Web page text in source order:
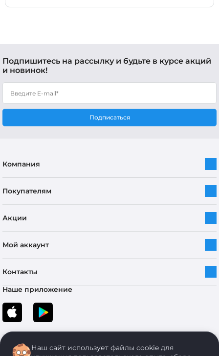
Подпишитесь на рассылку и будьте в курсе акций
и новинок!
Подписаться
Компания
Покупателям
Акции
Мой аккаунт
Контакты
Наше приложение
Наш сайт использует файлы cookie для